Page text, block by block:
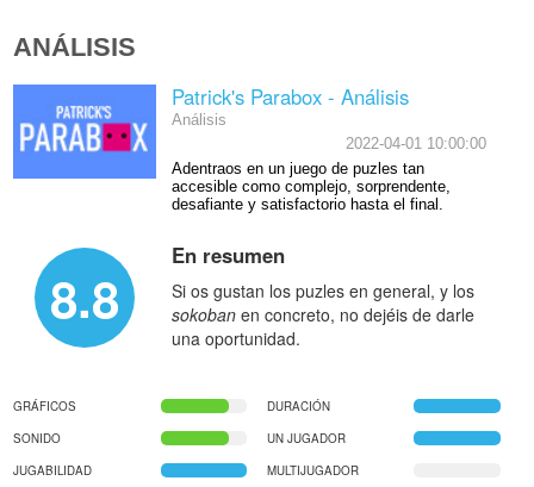
ANÁLISIS
Patrick's Parabox - Análisis
Análisis
2022-04-01 10:00:00
Adentraos en un juego de puzles tan
accesible como complejo, sorprendente,
desafiante y satisfactorio hasta el final.
8.8
En resumen
Si os gustan los puzles en general, y los
sokobanen concreto, no dejéis de darle
una oportunidad.
GRÁFICOS
DURACIÓN
SONIDO
UN JUGADOR
JUGABILIDAD
MULTIJUGADOR